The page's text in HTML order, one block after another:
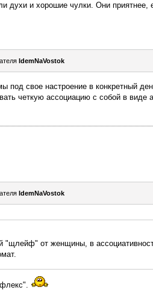
духи и хорошие чулки. Они
IdemNaVostok
свое настроение в конкретный
четкую ассоциацию с собой в
IdemNaVostok
от женщины, в